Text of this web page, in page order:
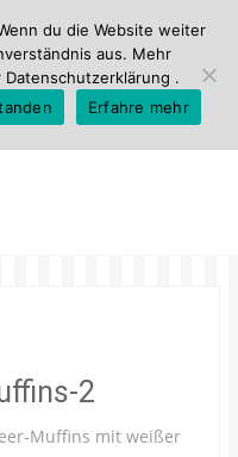
2
Muffins mit weißer
du die Website weiter
aus. Mehr
Datenschutzerklärung .
Erfahre mehr